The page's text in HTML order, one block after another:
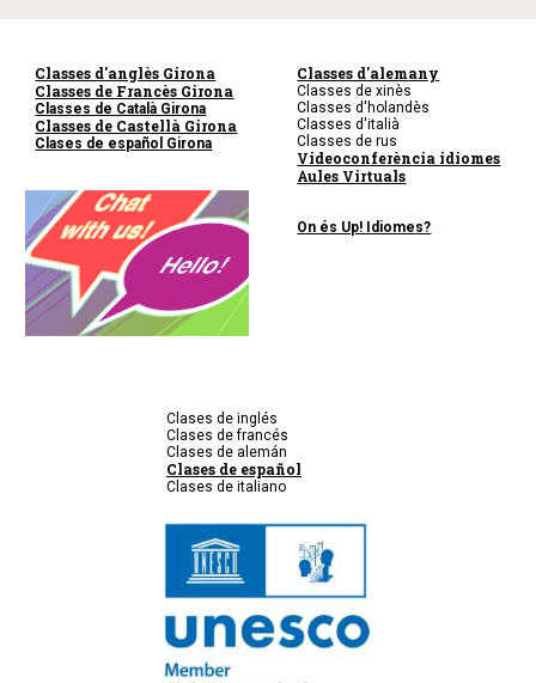
Classes d'anglès Girona
Classes de Francès Girona
Classes de Català Girona
Classes de Castellà Girona
Clases de español Girona
Classes d'alemany
Classes de xinès
Classes d'holandès
Classes d'italià
Classes de rus
Videoconferència idiomes
Aules Virtuals
On és Up! Idiomes?
Clases de inglés
Clases de francés
Clases de alemán
Clases de español
Clases de italiano